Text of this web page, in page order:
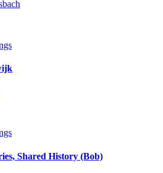
Shared History (Bob)